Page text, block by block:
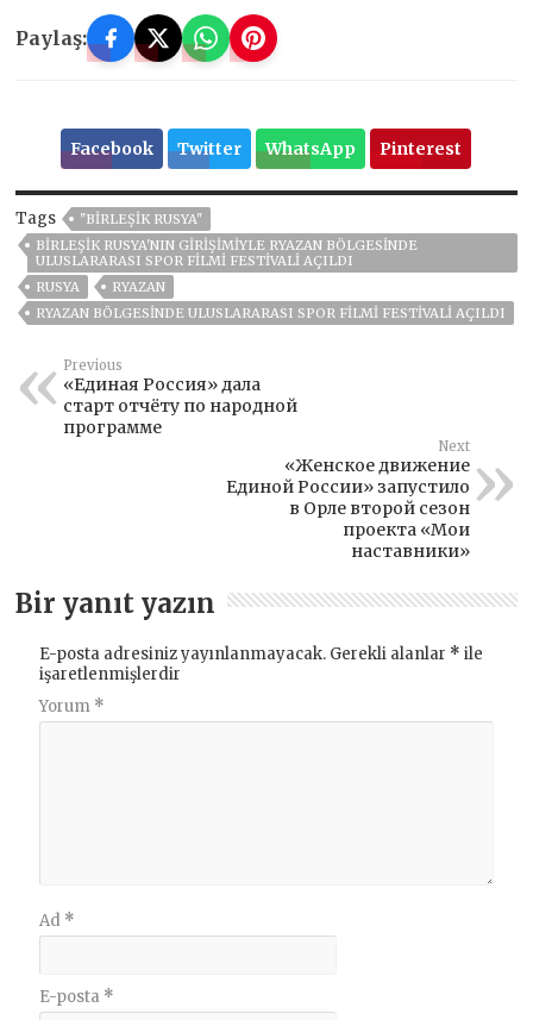
Paylaş:
Facebook Twitter WhatsApp Pinterest
Tags
"BIRLEŞIK RUSYA"
BIRLEŞIK RUSYA'NIN GIRIŞIMIYLE RYAZAN BÖLGESINDE
ULUSLARARASI SPOR FILMI FESTIVALI AÇILDI
RUSYA
RYAZAN
RYAZAN BÖLGESINDE ULUSLARARASI SPOR FILMI FESTIVALI AÇILDI
Previous
«Единая Россия» дала
старт отчёту по народной
программе
Next
«Женское движение
Единой России» запустило
в Орле второй сезон
проекта «Мои
наставники»
Bir yanıt yazın
E-posta adresiniz yayınlanmayacak. Gerekli alanlar * ile
işaretlenmişlerdir
Yorum *
Ad *
E-posta *